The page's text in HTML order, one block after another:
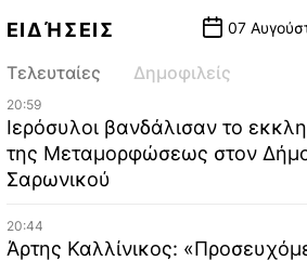
ΕΙΔΉΣΕΙΣ 07
Τελευταίες Δημοφιλείς
20:59
Ιερόσυλοι βανδάλισαν το
της Μεταμορφώσεως στον
Σαρωνικού
20:44
Άρτης Καλλίνικος: